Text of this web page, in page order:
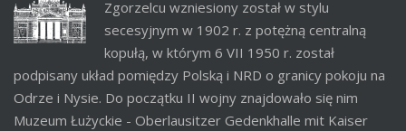
Zgorzelcu wzniesiony został w stylu
secesyjnym w 1902 r. z potężną centralną
kopułą, w którym 6 VII 1950 r. został
podpisany układ pomiędzy Polską i NRD o granicy pokoju na
Odrze i Nysie. Do początku II wojny znajdowało się nim
Muzeum Łużyckie - Oberlausitzer Gedenkhalle mit Kaiser